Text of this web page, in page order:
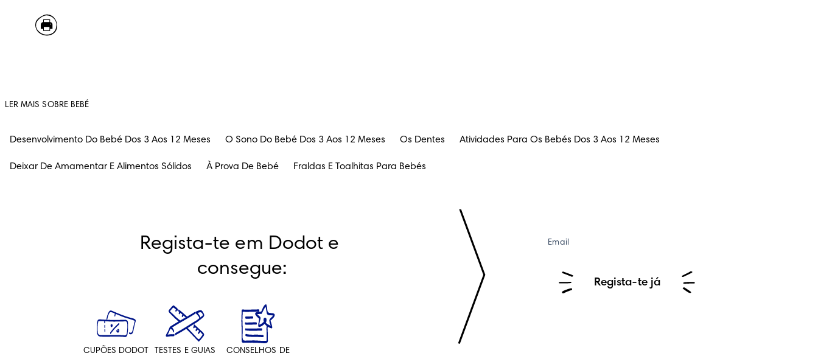
LER MAIS SOBRE BEBÉ
Desenvolvimento Do Bebé Dos 3 Aos 12 Meses O Sono Do Bebé Dos 3 Aos 12 Meses Os Dentes Atividades Para Os Bebés Dos 3 Aos 12 Meses
Deixar De Amamentar E Alimentos Sólidos À Prova De Bebé Fraldas E Toalhitas Para Bebés
Regista-te em Dodot e
consegue:
CUPÕES DODOT TESTES E GUIAS CONSELHOS DE
Email
Regista-te já